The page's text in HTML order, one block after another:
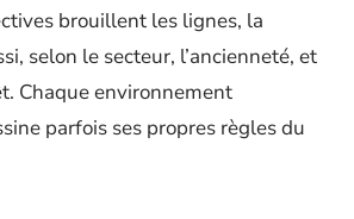
brouillent les lignes, la
selon le secteur, l’ancienneté, et
Chaque environnement
parfois ses propres règles du